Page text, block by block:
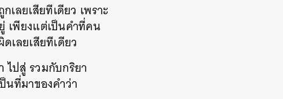
ลยเสียทีเดียว เพราะ
เพียงแต่เป็นคำที่คน
เลยเสียทีเดียว
ปสู่ รวมกับกริยา
ที่มาของคำว่า